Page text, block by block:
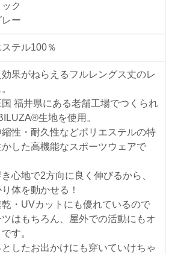
ック
レー
テル100％
果がねらえるフルレングス丈のレ
福井県にある老舗工場でつくられ
生地を使用。
性・耐久性などポリエステルの特
した高機能なスポーツウェアで
心地で2方向に良く伸びるから、
体を動かせる！
乾・UVカットにも優れているので
ツはもちろん、屋外での活動にもオ
す。
したお出かけにも穿いていけちゃ